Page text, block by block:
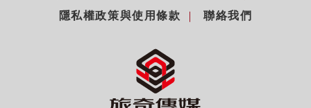
隱私權政策與使用條款
聯絡我們